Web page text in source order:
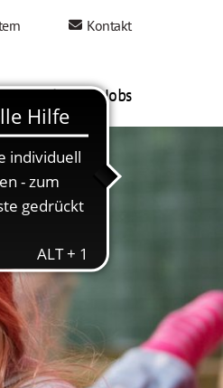
Kontakt
Mein AWO Jobs